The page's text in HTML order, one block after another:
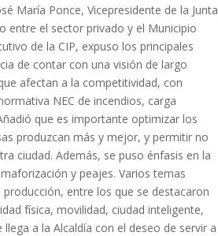
María Ponce, Vicepresidente de la Junta
entre el sector privado y el Municipio
de la CIP, expuso los principales
de contar con una visión de largo
afectan a la competitividad, con
NEC de incendios, carga
que es importante optimizar los
produzcan más y mejor, y permitir no
ciudad. Además, se puso énfasis en la
y peajes. Varios temas
entre los que se destacaron
física, movilidad, ciudad inteligente,
a la Alcaldía con el deseo de servir a